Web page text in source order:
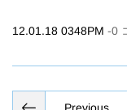
12.01.18 0348PM -0